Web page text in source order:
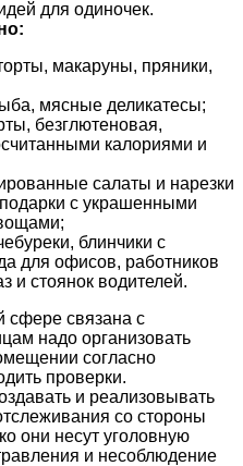
для одиночек.
макаруны, пряники,
мясные деликатесы;
безглютеновая,
калориями и
салаты и нарезки
с украшенными
блинчики с
для офисов, работников
и стоянок водителей.
сфере связана с
надо организовать
согласно
проверки.
и реализовывать
со стороны
они несут уголовную
и несоблюдение